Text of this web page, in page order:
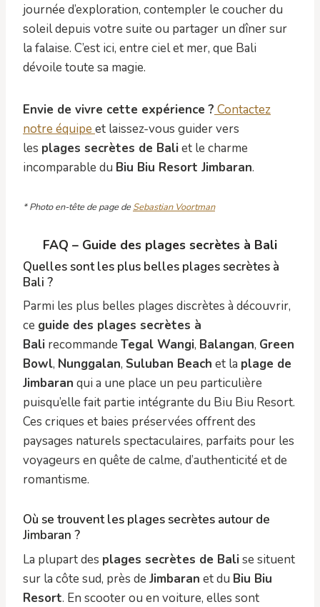
journée d’exploration, contempler le coucher du
soleil depuis votre suite ou partager un dîner sur
la falaise. C’est ici, entre ciel et mer, que Bali
dévoile toute sa magie.
Envie de vivre cette expérience ? Contactez
notre équipe et laissez-vous guider vers
les plages secrètes de Baliet le charme
incomparable du Biu Biu Resort Jimbaran.
* Photo en-tête de page deSebastian Voortman
FAQ – Guide des plages secrètes à Bali
Quelles sont les plus belles plages secrètes à
Bali ?
Parmi les plus belles plages discrètes à découvrir,
ce guide des plages secrètes à
Bali recommande Tegal Wangi, Balangan, Green
Bowl, Nunggalan, Suluban Beach et la plage de
Jimbaran qui a une place un peu particulière
puisqu’elle fait partie intégrante du Biu Biu Resort.
Ces criques et baies préservées offrent des
paysages naturels spectaculaires, parfaits pour les
voyageurs en quête de calme, d’authenticité et de
romantisme.
Où se trouvent les plages secrètes autour de
Jimbaran ?
La plupart des plages secrètes de Balise situent
sur la côte sud, près de Jimbaran et du Biu Biu
Resort. En scooter ou en voiture, elles sont